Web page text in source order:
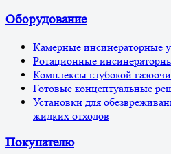
Оборудование
Камерные инсинераторные
Ротационные
Комплексы глубокой
Готовые концептуальные
Установки для
жидких отходов
Покупателю